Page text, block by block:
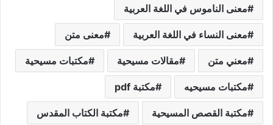
معنى الناموس في اللغة العربية
معنى النساء في اللغة العربية معنى متن
معني متن مقالات مسيحية مكتبات مسيحية
مكتبات مسيحيه مكتبة pdf
مكتبة القصص المسيحية مكتبة الكتاب المقدس